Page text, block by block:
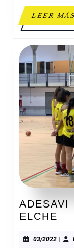
LEER
ADESAVI
ELCHE
45
03/202203/